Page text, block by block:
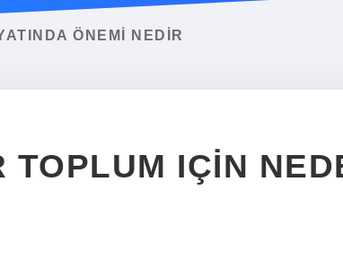
ÖNEMI NEDIR
TOPLUM IÇIN